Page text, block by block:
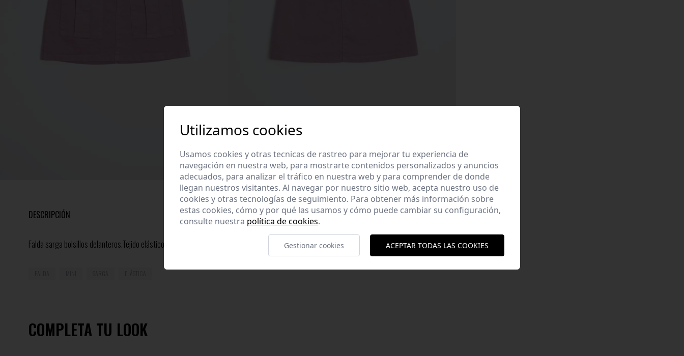
DESCRIPCIÓN
Falda sarga bolsillos delanteros.Tejido elástico.
COMPLETA TU LOOK
Utilizamos cookies
Usamos cookies y otras tecnicas de rastreo para mejorar tu experiencia de
navegación en nuestra web, para mostrarte contenidos personalizados y anuncios
adecuados, para analizar el tráfico en nuestra web y para comprender de donde
llegan nuestros visitantes. Al navegar por nuestro sitio web, acepta nuestro uso de
cookies y otras tecnologías de seguimiento. Para obtener más información sobre
estas cookies, cómo y por qué las usamos y cómo puede cambiar su configuración,
consulte nuestra política de cookies.
Gestionar cookies ACEPTAR TODAS LAS COOKIES